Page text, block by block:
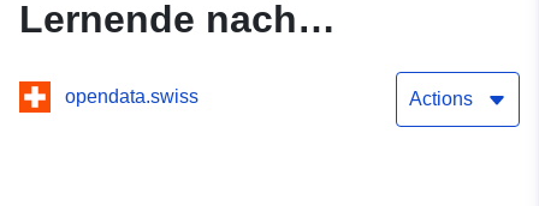
Lernende nach
Grossregion, Schulkanton,
Ausbildungsform und
opendata.swiss Actions